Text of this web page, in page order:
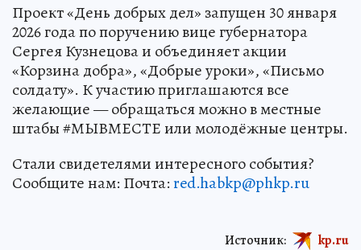
Проект «День добрых дел» запущен 30 января
2026 года по поручению вице губернатора
Сергея Кузнецова и объединяет акции
«Корзина добра», «Добрые уроки», «Письмо
солдату». К участию приглашаются все
желающие — обращаться можно в местные
штабы #МЫВМЕСТЕ или молодёжные центры.
Стали свидетелями интересного события?
Сообщите нам: Почта:red.habkp@phkp.ru
Источник: kp.ru